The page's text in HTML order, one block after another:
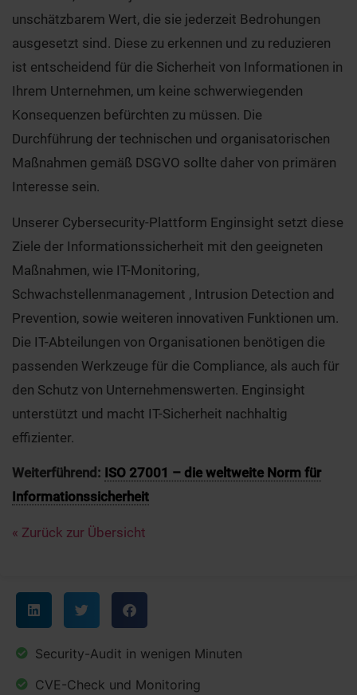
unschätzbarem Wert, die sie jederzeit Bedrohungen
ausgesetzt sind. Diese zu erkennen und zu reduzieren
ist entscheidend für die Sicherheit von Informationen in
Ihrem Unternehmen, um keine schwerwiegenden
Konsequenzen befürchten zu müssen. Die
Durchführung der technischen und organisatorischen
Maßnahmen gemäß DSGVO sollte daher von primären
Interesse sein.
Unserer Cybersecurity-Plattform Enginsight setzt diese
Ziele der Informationssicherheit mit den geeigneten
Maßnahmen, wie IT-Monitoring,
Schwachstellenmanagement , Intrusion Detection and
Prevention, sowie weiteren innovativen Funktionen um.
Die IT-Abteilungen von Organisationen benötigen die
passenden Werkzeuge für die Compliance, als auch für
den Schutz von Unternehmenswerten. Enginsight
unterstützt und macht IT-Sicherheit nachhaltig
effizienter.
Weiterführend: ISO 27001 – die weltweite Norm für
Informationssicherheit
« Zurück zur Übersicht
Security-Audit in wenigen Minuten
CVE-Check und Monitoring